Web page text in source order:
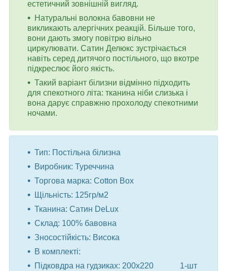
естетичний зовнішній вигляд.
Натуральні волокна бавовни не
викликають алергічних реакцій. Більше того,
вони дають змогу повітрю вільно
циркулювати. Сатин Делюкс зустрічається
навіть серед дитячого постільного, що вкотре
підкреслює його якість.
Такий варіант білизни відмінно підходить
для спекотного літа: тканина ніби слизька і
вона дарує справжню прохолоду спекотними
ночами.
Тип: Постільна білизна
Виробник: Туреччина
Торгова марка: Cotton Box
Щільність: 125гр/м2
Тканина: Сатин DeLux
Склад: 100% бавовна
Зносостійкість: Висока
В комплекті:
Підковдра на гудзиках: 200x220 1-шт